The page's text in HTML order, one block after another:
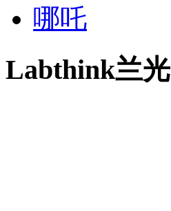
哪吒
Labthink兰光